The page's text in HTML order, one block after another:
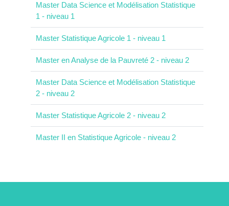
Master Data Science et Modélisation Statistique
1 - niveau 1
Master Statistique Agricole 1 - niveau 1
Master en Analyse de la Pauvreté 2 - niveau 2
Master Data Science et Modélisation Statistique
2 - niveau 2
Master Statistique Agricole 2 - niveau 2
Master II en Statistique Agricole - niveau 2